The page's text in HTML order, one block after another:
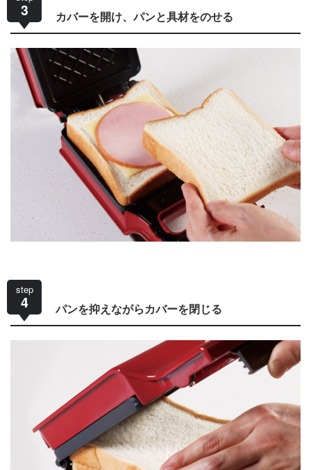
3 カバーを開け、パンと具材をのせる
step
4 パンを抑えながらカバーを閉じる